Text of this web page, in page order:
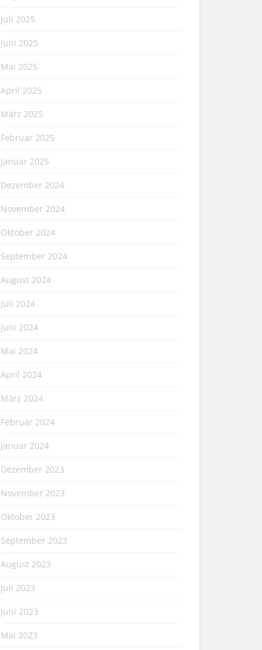
Juli 2025
Juni 2025
Mai 2025
April 2025
März 2025
Februar 2025
Januar 2025
Dezember 2024
November 2024
Oktober 2024
September 2024
August 2024
Juli 2024
Juni 2024
Mai 2024
April 2024
März 2024
Februar 2024
Januar 2024
Dezember 2023
November 2023
Oktober 2023
September 2023
August 2023
Juli 2023
Juni 2023
Mai 2023